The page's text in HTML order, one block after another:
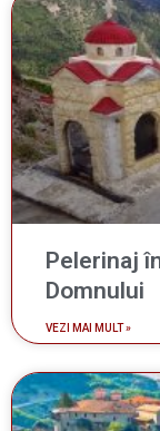
Pelerinaj
Domnului
VEZI MAI MULT »